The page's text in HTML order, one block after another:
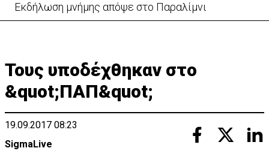
Εκδήλωση μνήμης απόψε στο Παραλίμνι
Τους υποδέχθηκαν στο
&quot;ΠΑΠ&quot;
19.09.2017 08:23
SigmaLive